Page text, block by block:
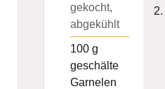
gekocht,
abgekühlt
100 g
geschälte
Garnelen